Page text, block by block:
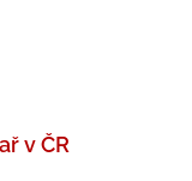
v ČR